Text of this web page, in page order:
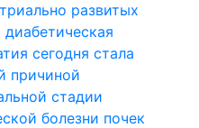
развитых
диабетическая
сегодня стала
причиной
стадии
болезни почек